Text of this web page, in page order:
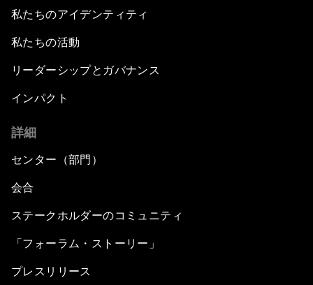
私たちのアイデンティティ
私たちの活動
リーダーシップとガバナンス
インパクト
詳細
センター（部門）
会合
ステークホルダーのコミュニティ
「フォーラム・ストーリー」
プレスリリース